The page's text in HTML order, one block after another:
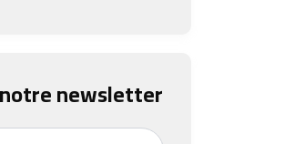
newsletter